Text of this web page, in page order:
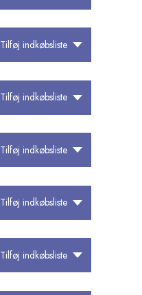
Tilføj indkøbsliste
Tilføj indkøbsliste
Tilføj indkøbsliste
Tilføj indkøbsliste
Tilføj indkøbsliste